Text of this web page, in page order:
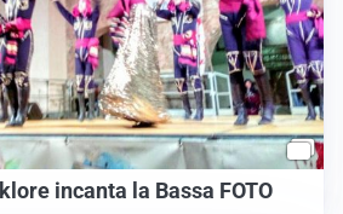
incanta la Bassa FOTO